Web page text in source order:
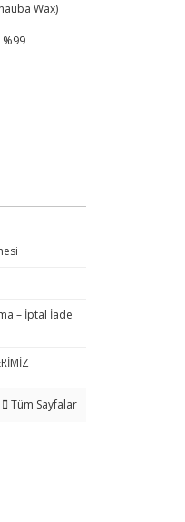
Wax)
%99
– İptal İade
Tüm Sayfalar